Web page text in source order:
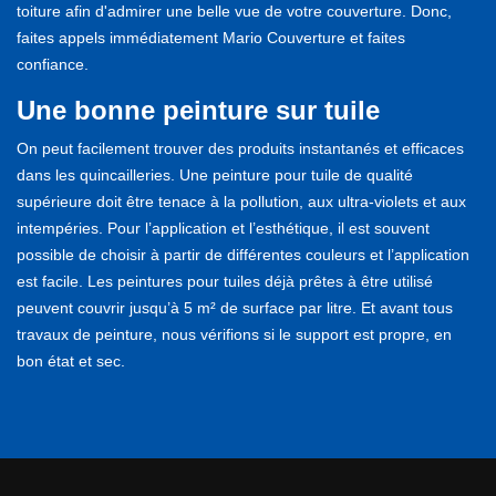
toiture afin d'admirer une belle vue de votre couverture. Donc,
faites appels immédiatement Mario Couverture et faites
confiance.
Une bonne peinture sur tuile
On peut facilement trouver des produits instantanés et efficaces
dans les quincailleries. Une peinture pour tuile de qualité
supérieure doit être tenace à la pollution, aux ultra-violets et aux
intempéries. Pour l’application et l’esthétique, il est souvent
possible de choisir à partir de différentes couleurs et l’application
est facile. Les peintures pour tuiles déjà prêtes à être utilisé
peuvent couvrir jusqu’à 5 m² de surface par litre. Et avant tous
travaux de peinture, nous vérifions si le support est propre, en
bon état et sec.